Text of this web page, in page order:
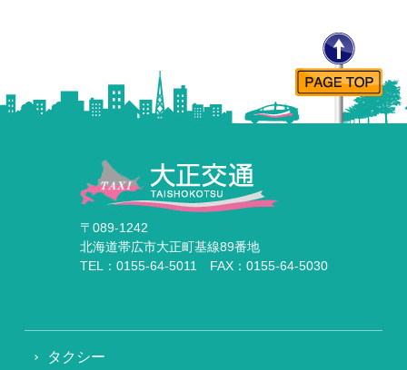
〒089-1242
北海道帯広市大正町基線89番地
TEL：0155-64-5011 FAX：0155-64-5030
タクシー